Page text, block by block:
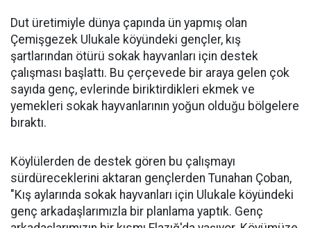
Dut üretimiyle dünya çapında ün yapmış olan
Çemişgezek Ulukale köyündeki gençler, kış
şartlarından ötürü sokak hayvanları için destek
çalışması başlattı. Bu çerçevede bir araya gelen çok
sayıda genç, evlerinde biriktirdikleri ekmek ve
yemekleri sokak hayvanlarının yoğun olduğu bölgelere
bıraktı.
Köylülerden de destek gören bu çalışmayı
sürdüreceklerini aktaran gençlerden Tunahan Çoban,
"Kış aylarında sokak hayvanları için Ulukale köyündeki
genç arkadaşlarımızla bir planlama yaptık. Genç